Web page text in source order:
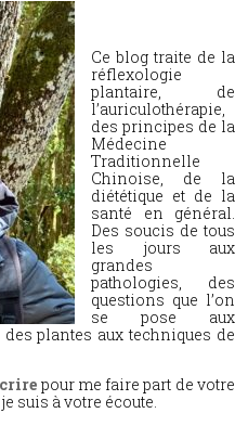
Ce blog traite de la
réflexologie
plantaire, de
l’auriculothérapie,
des principes de la
Médecine
Traditionnelle
Chinoise, de la
diététique et de la
santé en général.
Des soucis de tous
les jours aux
grandes
pathologies, des
questions que l’on
se pose aux
plantes aux techniques de
pour me faire part de votre
suis à votre écoute.